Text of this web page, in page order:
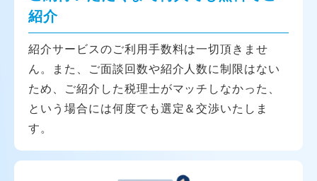
紹介
紹介サービスのご利用手数料は一切頂きませ
ん。また、ご面談回数や紹介人数に制限はない
ため、ご紹介した税理士がマッチしなかった、
という場合には何度でも選定＆交渉いたしま
す。